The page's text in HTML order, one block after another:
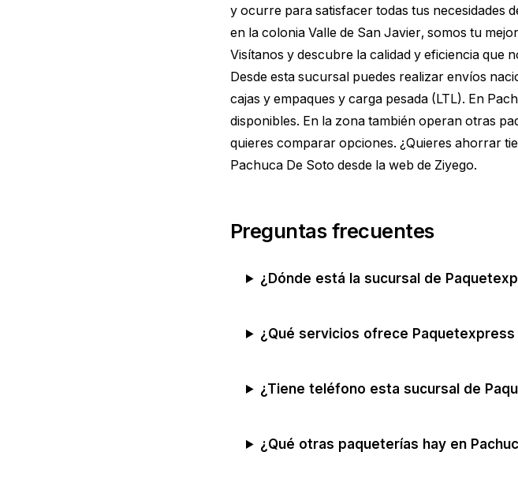
y ocurre para satisfacer todas tus necesidades
en la colonia Valle de San Javier, somos tu
Visítanos y descubre la calidad y eficiencia que
Desde esta sucursal puedes realizar envíos
cajas y empaques y carga pesada (LTL). En
disponibles. En la zona también operan otras
quieres comparar opciones. ¿Quieres ahorrar
Pachuca De Soto desde la web de Ziyego.
Preguntas frecuentes
¿Dónde está la sucursal de
¿Qué servicios ofrece Paquetexpress
¿Tiene teléfono esta sucursal de
¿Qué otras paqueterías hay en